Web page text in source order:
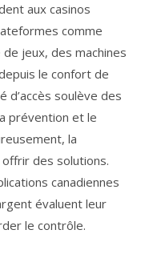
aux casinos
comme
jeux, des machines
le confort de
d’accès soulève des
prévention et le
la
des solutions.
canadiennes
évaluent leur
le contrôle.